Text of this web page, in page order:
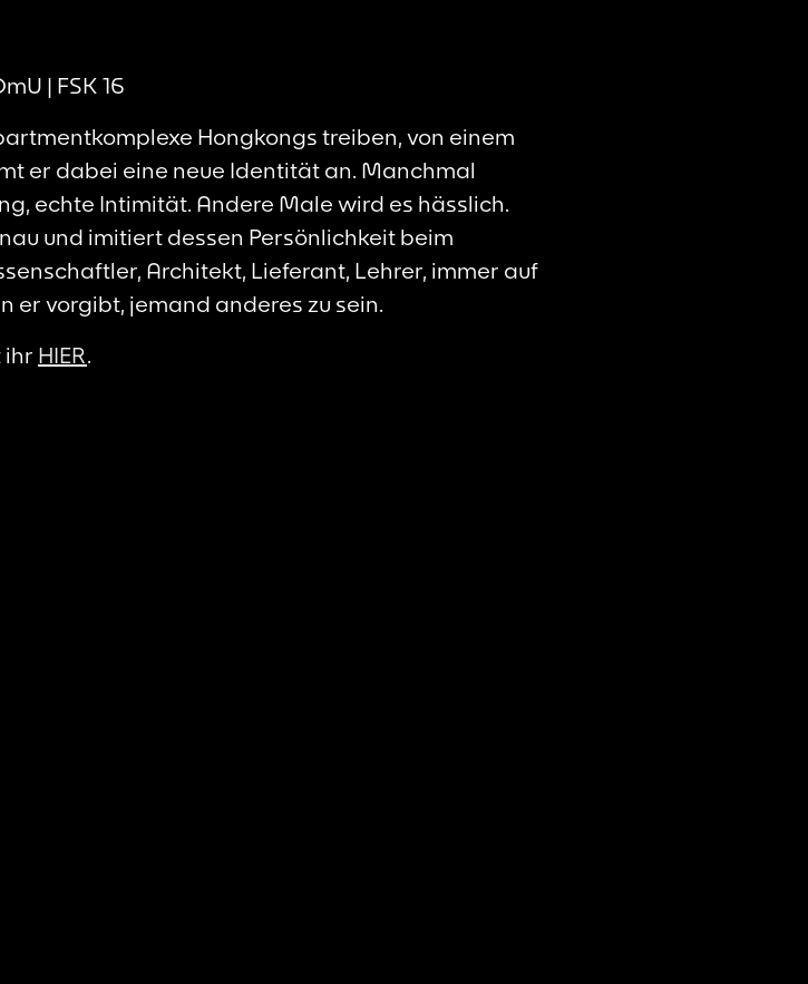
| FSK 16
Hongkongs treiben, von einem
er dabei eine neue Identität an. Manchmal
echte Intimität. Andere Male wird es hässlich.
und imitiert dessen Persönlichkeit beim
Architekt, Lieferant, Lehrer, immer auf
er vorgibt, jemand anderes zu sein.
ihr HIER.